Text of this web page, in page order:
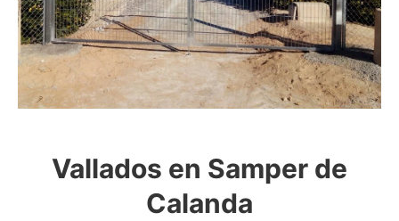
Vallados en Samper de
Calanda